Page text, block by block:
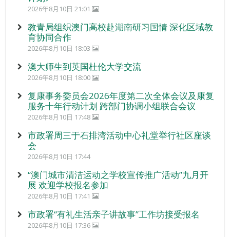
2026年8月10日 21:01
教青局组织澳门高校赴湖南研习国情 深化区域教
育协同合作
2026年8月10日 18:03
澳大师生到英国杜伦大学交流
2026年8月10日 18:00
复康事务委员会2026年度第二次全体会议及康复
服务十年行动计划 跨部门协调小组联合会议
2026年8月10日 17:48
市政署周三于石排湾活动中心礼堂举行社区座谈
会
2026年8月10日 17:44
“澳门城市清洁运动之学校宣传推广活动”九月开
展 欢迎学校报名参加
2026年8月10日 17:41
市政署“有礼生活亲子讲故事”工作坊接受报名
2026年8月10日 17:36